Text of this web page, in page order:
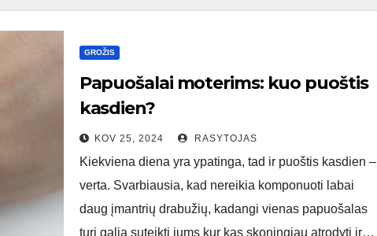
GROŽIS
Papuošalai moterims: kuo puoštis
kasdien?
KOV 25, 2024 RASYTOJAS
Kiekviena diena yra ypatinga, tad ir puoštis kasdien –
verta. Svarbiausia, kad nereikia komponuoti labai
daug įmantrių drabužių, kadangi vienas papuošalas
turi galią suteikti jums kur kas skoningiau atrodyti ir…